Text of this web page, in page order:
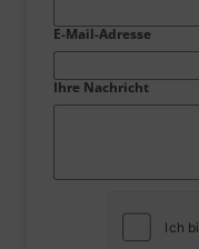
E-Mail-Adresse
Ihre Nachricht